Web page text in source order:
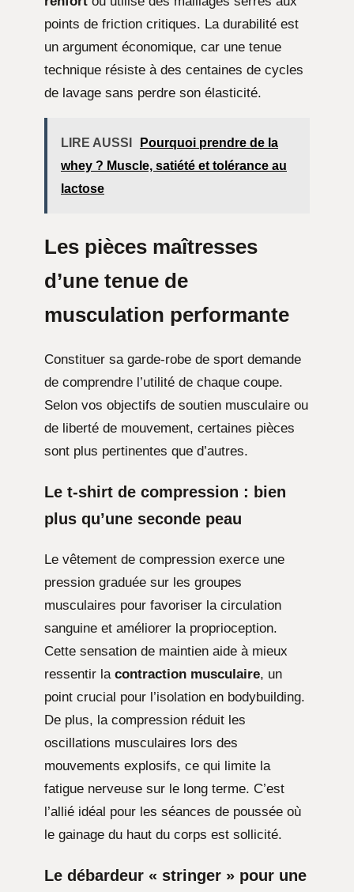
points de friction critiques. La durabilité est
un argument économique, car une tenue
technique résiste à des centaines de cycles
de lavage sans perdre son élasticité.
LIRE AUSSI
Pourquoi prendre de la
whey ? Muscle, satiété et tolérance au
lactose
Les pièces maîtresses
d’une tenue de
musculation performante
Constituer sa garde-robe de sport demande
de comprendre l’utilité de chaque coupe.
Selon vos objectifs de soutien musculaire ou
de liberté de mouvement, certaines pièces
sont plus pertinentes que d’autres.
Le t-shirt de compression : bien
plus qu’une seconde peau
Le vêtement de compression exerce une
pression graduée sur les groupes
musculaires pour favoriser la circulation
sanguine et améliorer la proprioception.
Cette sensation de maintien aide à mieux
ressentir la contraction musculaire, un
point crucial pour l’isolation en bodybuilding.
De plus, la compression réduit les
oscillations musculaires lors des
mouvements explosifs, ce qui limite la
fatigue nerveuse sur le long terme. C’est
l’allié idéal pour les séances de poussée où
le gainage du haut du corps est sollicité.
Le débardeur « stringer » pour une